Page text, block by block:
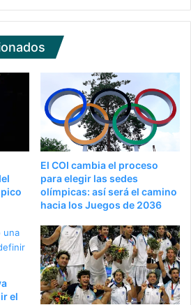
El COI cambia el proceso
para elegir las sedes
olímpicas: así será el camino
hacia los Juegos de 2036
el